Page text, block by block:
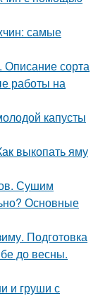
самые
сорта
работы на
капусты
выкопать яму
Сушим
Основные
Подготовка
до весны.
и груши с